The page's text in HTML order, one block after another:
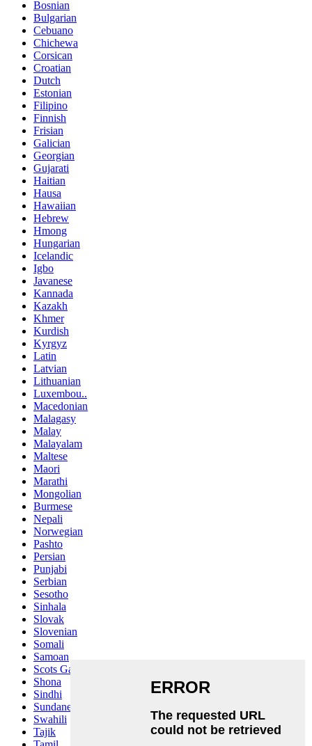
Bosnian
Bulgarian
Cebuano
Chichewa
Corsican
Croatian
Dutch
Estonian
Filipino
Finnish
Frisian
Galician
Georgian
Gujarati
Haitian
Hausa
Hawaiian
Hebrew
Hmong
Hungarian
Icelandic
Igbo
Javanese
Kannada
Kazakh
Khmer
Kurdish
Kyrgyz
Latin
Latvian
Lithuanian
Luxembou..
Macedonian
Malagasy
Malay
Malayalam
Maltese
Maori
Marathi
Mongolian
Burmese
Nepali
Norwegian
Pashto
Persian
Punjabi
Serbian
Sesotho
Sinhala
Slovak
Slovenian
Somali
Samoan
Scots Gaelic
Shona
Sindhi
Sundanese
Swahili
Tajik